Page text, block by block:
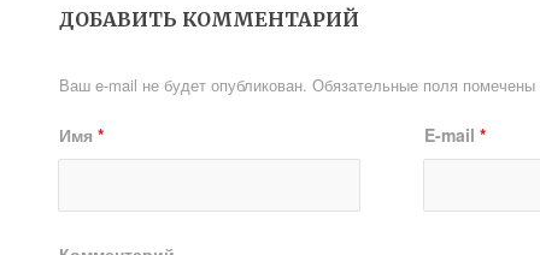
ДОБАВИТЬ КОММЕНТАРИЙ
Ваш e-mail не будет опубликован. Обязательные поля помечены
Имя * E-mail *